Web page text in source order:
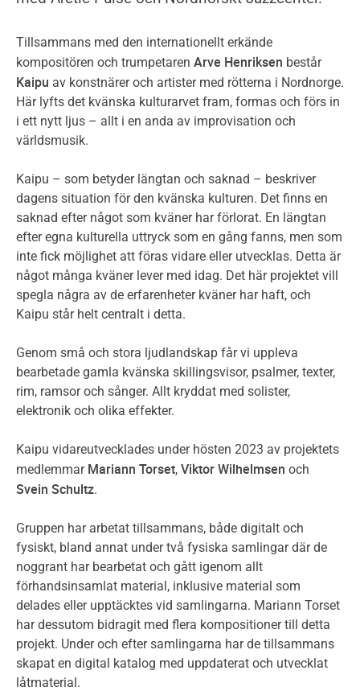
sparade
konserter
Tillsammans med den internationellt erkände
kompositören och trumpetaren Arve Henriksen består
Kaipu av konstnärer och artister med rötterna i Nordnorge.
Här lyfts det kvänska kulturarvet fram, formas och förs in
i ett nytt ljus – allt i en anda av improvisation och
världsmusik.
Kaipu – som betyder längtan och saknad – beskriver
dagens situation för den kvänska kulturen. Det finns en
saknad efter något som kväner har förlorat. En längtan
efter egna kulturella uttryck som en gång fanns, men som
inte fick möjlighet att föras vidare eller utvecklas. Detta är
något många kväner lever med idag. Det här projektet vill
spegla några av de erfarenheter kväner har haft, och
Kaipu står helt centralt i detta.
Genom små och stora ljudlandskap får vi uppleva
bearbetade gamla kvänska skillingsvisor, psalmer, texter,
rim, ramsor och sånger. Allt kryddat med solister,
elektronik och olika effekter.
Kaipu vidareutvecklades under hösten 2023 av projektets
medlemmarMariann Torset, Viktor Wilhelmsen och
Svein Schultz.
Gruppen har arbetat tillsammans, både digitalt och
fysiskt, bland annat under två fysiska samlingar där de
noggrant har bearbetat och gått igenom allt
förhandsinsamlat material, inklusive material som
delades eller upptäcktes vid samlingarna. Mariann Torset
har dessutom bidragit med flera kompositioner till detta
projekt. Under och efter samlingarna har de tillsammans
skapat en digital katalog med uppdaterat och utvecklat
låtmaterial.